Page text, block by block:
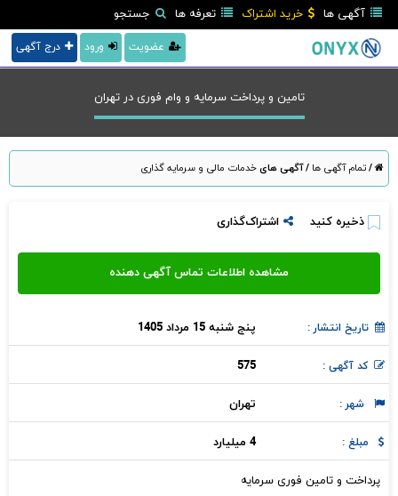
آگهی ها خرید اشتراک تعرفه ها جستجو
درج آگهی ورود عضویت
تامین و پرداخت سرمایه و وام فوری در تهران
/تمام آگهی ها /آگهی هایخدمات مالی و سرمایه گذاری
ذخیره کنید اشتراک‌گذاری
تاریخ انتشار : پنج شنبه 15 مرداد 1405
کد آگهی : 575
شهر : تهران
مبلغ : 4 میلیارد
پرداخت و تامین فوری سرمایه